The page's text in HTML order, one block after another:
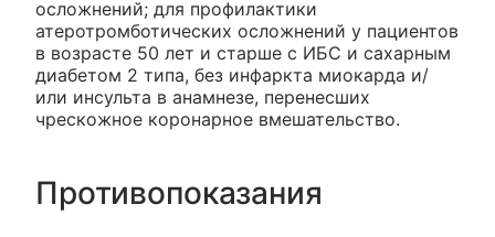
осложнений; для профилактики
атеротромботических осложнений у пациентов
в возрасте 50 лет и старше с ИБС и сахарным
диабетом 2 типа, без инфаркта миокарда и/
или инсульта в анамнезе, перенесших
чрескожное коронарное вмешательство.
Противопоказания